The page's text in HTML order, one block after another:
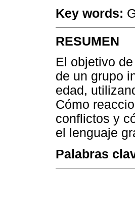
Key words:
RESUMEN
El objetivo
de un grupo
edad,
Cómo
conflictos y
el lenguaje
Palabras